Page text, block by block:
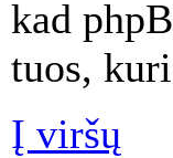
kad
tuos,
Į viršų